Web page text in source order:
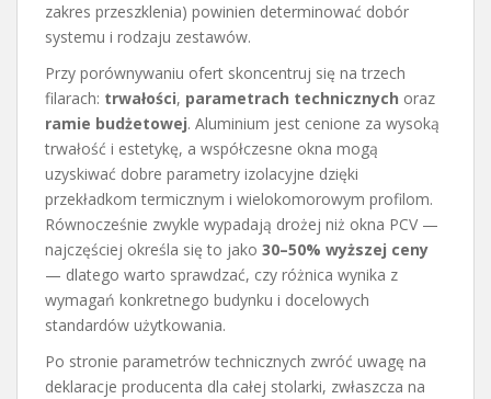
zakres przeszklenia) powinien determinować dobór
systemu i rodzaju zestawów.
Przy porównywaniu ofert skoncentruj się na trzech
filarach: trwałości, parametrach technicznych oraz
ramie budżetowej. Aluminium jest cenione za wysoką
trwałość i estetykę, a współczesne okna mogą
uzyskiwać dobre parametry izolacyjne dzięki
przekładkom termicznym i wielokomorowym profilom.
Równocześnie zwykle wypadają drożej niż okna PCV —
najczęściej określa się to jako 30–50% wyższej ceny
— dlatego warto sprawdzać, czy różnica wynika z
wymagań konkretnego budynku i docelowych
standardów użytkowania.
Po stronie parametrów technicznych zwróć uwagę na
deklaracje producenta dla całej stolarki, zwłaszcza na